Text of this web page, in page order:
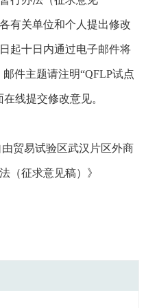
有关单位和个人提出修改
起十日内通过电子邮件将
邮件主题请注明“QFLP试点
线提交修改意见。
贸易试验区武汉片区外商
（征求意见稿）》